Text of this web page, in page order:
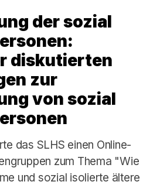
der sozial
diskutierten
zur
von sozial
das SLHS einen Online-
zum Thema "Wie
und sozial isolierte ältere